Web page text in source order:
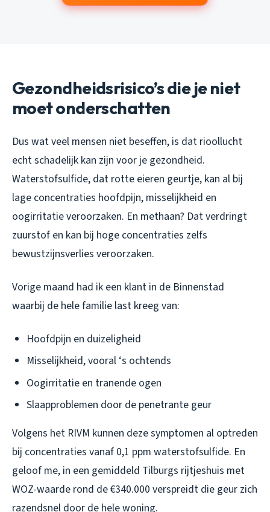
Gezondheidsrisico’s die je niet
moet onderschatten
Dus wat veel mensen niet beseffen, is dat rioollucht
echt schadelijk kan zijn voor je gezondheid.
Waterstofsulfide, dat rotte eieren geurtje, kan al bij
lage concentraties hoofdpijn, misselijkheid en
oogirritatie veroorzaken. En methaan? Dat verdringt
zuurstof en kan bij hoge concentraties zelfs
bewustzijnsverlies veroorzaken.
Vorige maand had ik een klant in de Binnenstad
waarbij de hele familie last kreeg van:
Hoofdpijn en duizeligheid
Misselijkheid, vooral ‘s ochtends
Oogirritatie en tranende ogen
Slaapproblemen door de penetrante geur
Volgens het RIVM kunnen deze symptomen al optreden
bij concentraties vanaf 0,1 ppm waterstofsulfide. En
geloof me, in een gemiddeld Tilburgs rijtjeshuis met
WOZ-waarde rond de €340.000 verspreidt die geur zich
razendsnel door de hele woning.